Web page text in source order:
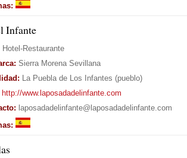
Infante
Hotel-Restaurante
Sierra Morena Sevillana
La Puebla de Los Infantes (pueblo)
http://www.laposadadelinfante.com
laposadadelinfante@laposadadelinfante.com